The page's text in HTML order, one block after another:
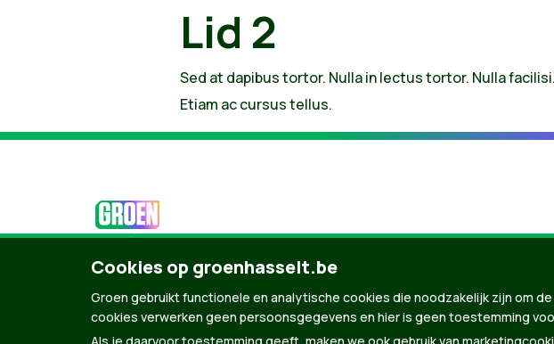
Lid 2
Sed at dapibus tortor. Nulla in lectus tortor. Nulla
Etiam ac cursus tellus.
© Copyright Groen 2026 | Gemaakt metNationBuilder| Gebouwd
Cookies op groenhasselt.be
Groen gebruikt functionele en analytische cookies die noodzakelijk zijn om
cookies verwerken geen persoonsgegevens en hier is geen toestemming